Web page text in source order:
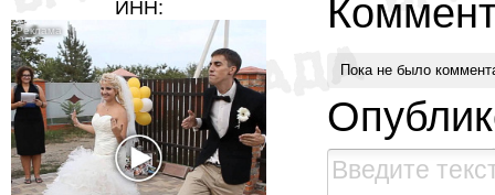
ИНН:
Пока не было